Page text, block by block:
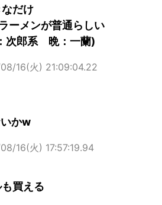
だけ
ーメンが普通らしい
次郎系 晩：一蘭)
16(火) 21:09:04.22
かw
16(火) 17:57:19.94
買える